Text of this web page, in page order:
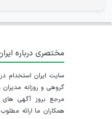
مختصری درباره
گروهی و روزانه
مرجع بروز آگهی
همکاران ما ارائه